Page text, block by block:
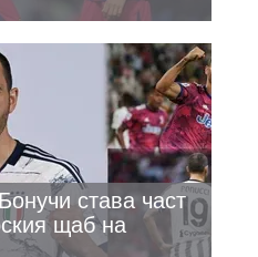
става част
щаб на